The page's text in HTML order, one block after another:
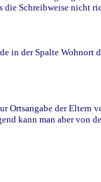
Schreibweise nicht
der Spalte Wohnort
Ortsangabe der Eltern
kann man aber von